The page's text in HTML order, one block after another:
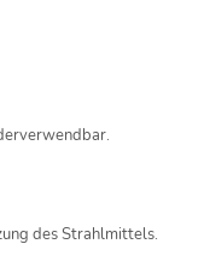
des Strahlmittels.